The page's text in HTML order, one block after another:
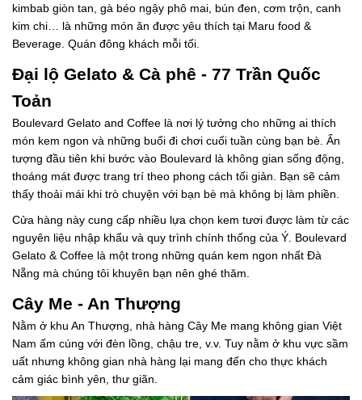
kimbab giòn tan, gà béo ngậy phô mai, bún đen, cơm trộn, canh
kim chi… là những món ăn được yêu thích tại Maru food &
Beverage. Quán đông khách mỗi tối.
Đại lộ Gelato & Cà phê - 77 Trần Quốc
Toản
Boulevard Gelato and Coffee là nơi lý tưởng cho những ai thích
món kem ngon và những buổi đi chơi cuối tuần cùng bạn bè. Ấn
tượng đầu tiên khi bước vào Boulevard là không gian sống động,
thoáng mát được trang trí theo phong cách tối giản. Bạn sẽ cảm
thấy thoải mái khi trò chuyện với bạn bè mà không bị làm phiền.
Cửa hàng này cung cấp nhiều lựa chọn kem tươi được làm từ các
nguyên liệu nhập khẩu và quy trình chính thống của Ý. Boulevard
Gelato & Coffee là một trong những quán kem ngon nhất Đà
Nẵng mà chúng tôi khuyên bạn nên ghé thăm.
Cây Me - An Thượng
Nằm ở khu An Thượng, nhà hàng Cây Me mang không gian Việt
Nam ấm cúng với đèn lồng, chậu tre, v.v. Tuy nằm ở khu vực sầm
uất nhưng không gian nhà hàng lại mang đến cho thực khách
cảm giác bình yên, thư giãn.